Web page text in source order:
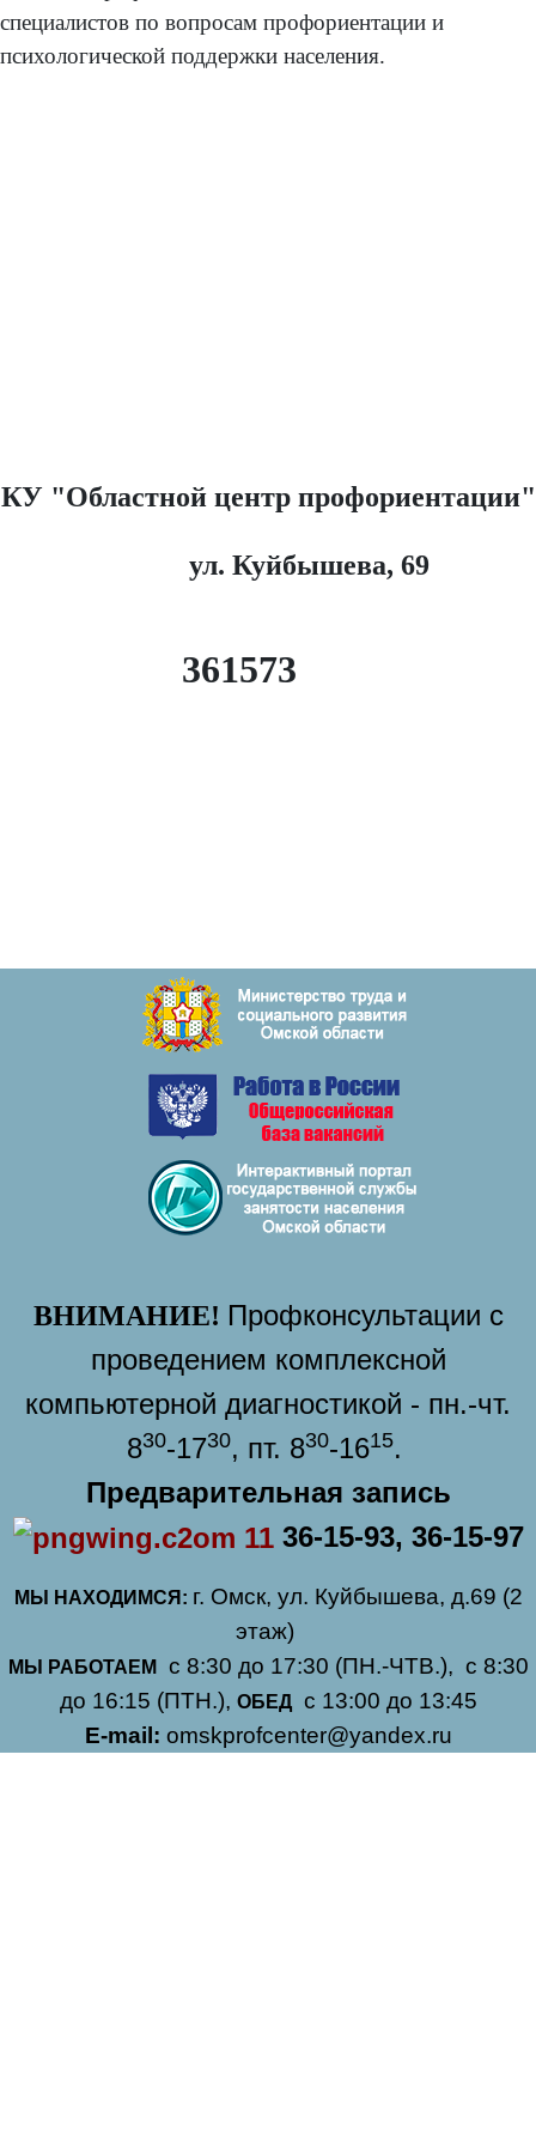
специалистов по вопросам профориентации и
психологической поддержки населения.
КУ "Областной центр профориентации"
ул. Куйбышева, 69
361573
ВНИМАНИЕ! Профконсультации с
проведением комплексной
компьютерной диагностикой - пн.-чт.
830-1730, пт. 830-1615.
Предварительная запись
36-15-93, 36-15-97
МЫ НАХОДИМСЯ: г. Омск, ул. Куйбышева, д.69 (2
этаж)
МЫ РАБОТАЕМ с 8:30 до 17:30 (ПН.-ЧТВ.), с 8:30
до 16:15 (ПТН.), ОБЕД
с 13:00 до 13:45
E-mail: omskprofcenter@yandex.ru